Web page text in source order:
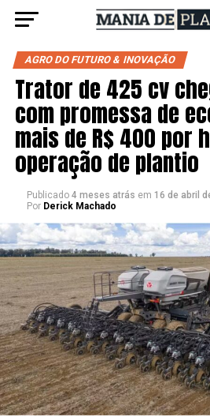
AGRO DO FUTURO & INOVAÇÃO
Trator de 425 cv
com promessa de
mais de R$ 400 por
operação de plantio
Publicado 4 meses atrás em 16 de abril
Por Derick Machado